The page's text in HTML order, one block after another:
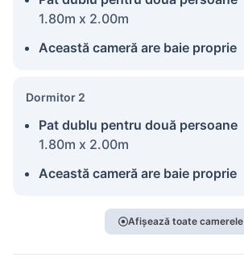
1.80m x 2.00m
Această cameră are baie proprie
Dormitor 2
Pat dublu pentru două persoane
1.80m x 2.00m
Această cameră are baie proprie
Afișează toate camerele